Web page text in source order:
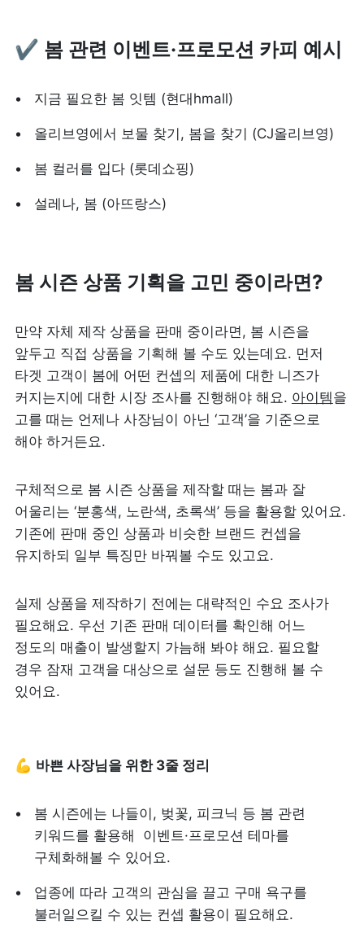
✔️ 봄 관련 이벤트·프로모션 카피 예시
지금 필요한 봄 잇템 (현대hmall)
올리브영에서 보물 찾기, 봄을 찾기 (CJ올리브영)
봄 컬러를 입다 (롯데쇼핑)
설레나, 봄 (아뜨랑스)
봄 시즌 상품 기획을 고민 중이라면?
만약 자체 제작 상품을 판매 중이라면, 봄 시즌을
앞두고 직접 상품을 기획해 볼 수도 있는데요. 먼저
타겟 고객이 봄에 어떤 컨셉의 제품에 대한 니즈가
커지는지에 대한 시장 조사를 진행해야 해요. 아이템을
고를 때는 언제나 사장님이 아닌 ‘고객’을 기준으로
해야 하거든요.
구체적으로 봄 시즌 상품을 제작할 때는 봄과 잘
어울리는 ‘분홍색, 노란색, 초록색’ 등을 활용할 있어요.
기존에 판매 중인 상품과 비슷한 브랜드 컨셉을
유지하되 일부 특징만 바꿔볼 수도 있고요.
실제 상품을 제작하기 전에는 대략적인 수요 조사가
필요해요. 우선 기존 판매 데이터를 확인해 어느
정도의 매출이 발생할지 가늠해 봐야 해요. 필요할
경우 잠재 고객을 대상으로 설문 등도 진행해 볼 수
있어요.
💪 바쁜 사장님을 위한 3줄 정리
봄 시즌에는 나들이, 벚꽃, 피크닉 등 봄 관련
키워드를 활용해  이벤트·프로모션 테마를
구체화해볼 수 있어요.
업종에 따라 고객의 관심을 끌고 구매 욕구를
불러일으킬 수 있는 컨셉 활용이 필요해요.